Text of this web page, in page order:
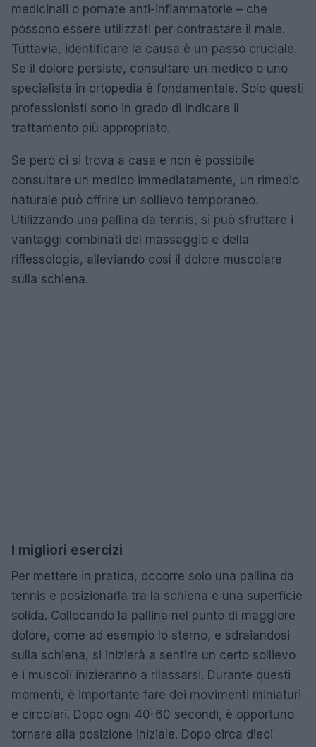
medicinali o pomate anti-infiammatorie – che
possono essere utilizzati per contrastare il male.
Tuttavia, identificare la causa è un passo cruciale.
Se il dolore persiste, consultare un medico o uno
specialista in ortopedia è fondamentale. Solo questi
professionisti sono in grado di indicare il
trattamento più appropriato.
Se però ci si trova a casa e non è possibile
consultare un medico immediatamente, un rimedio
naturale può offrire un sollievo temporaneo.
Utilizzando una pallina da tennis, si può sfruttare i
vantaggi combinati del massaggio e della
riflessologia, alleviando così il dolore muscolare
sulla schiena.
I migliori esercizi
Per mettere in pratica, occorre solo una pallina da
tennis e posizionarla tra la schiena e una superficie
solida. Collocando la pallina nel punto di maggiore
dolore, come ad esempio lo sterno, e sdraiandosi
sulla schiena, si inizierà a sentire un certo sollievo
e i muscoli inizieranno a rilassarsi. Durante questi
momenti, è importante fare dei movimenti miniaturi
e circolari. Dopo ogni 40-60 secondi, è opportuno
tornare alla posizione iniziale. Dopo circa dieci